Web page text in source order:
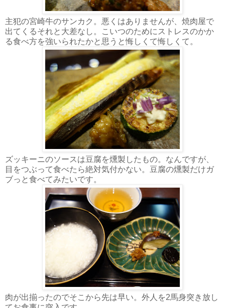
主犯の宮崎牛のサンカク。悪くはありませんが、焼肉屋で
出てくるそれと大差なし。こいつのためにストレスのかか
る食べ方を強いられたかと思うと悔しくて悔しくて。
ズッキーニのソースは豆腐を燻製したもの。なんですが、
目をつぶって食べたら絶対気付かない。豆腐の燻製だけガ
ブっと食べてみたいです。
肉が出揃ったのでそこから先は早い。外人を2馬身突き放し